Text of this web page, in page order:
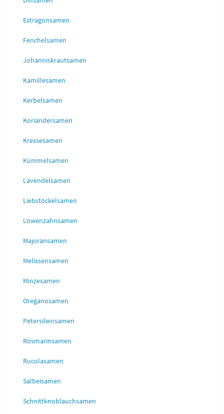
Estragonsamen
Fenchelsamen
Johanniskrautsamen
Kamillesamen
Kerbelsamen
Koriandersamen
Kressesamen
Kümmelsamen
Lavendelsamen
Liebstöckelsamen
Löwenzahnsamen
Majoransamen
Melissensamen
Minzesamen
Oreganosamen
Petersiliensamen
Rosmarinsamen
Rucolasamen
Salbeisamen
Schnittknoblauchsamen